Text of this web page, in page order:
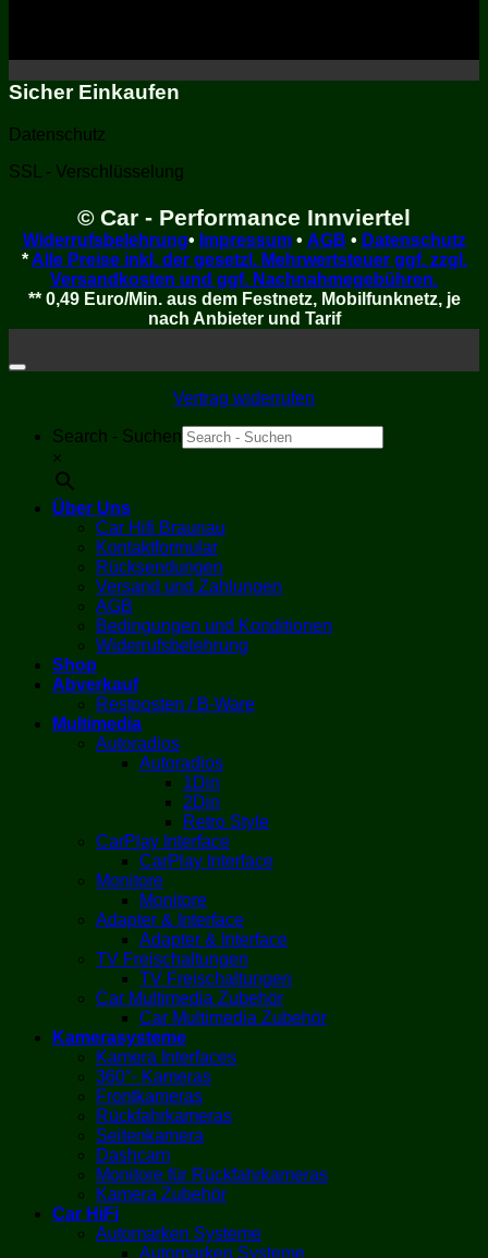
Sicher Einkaufen
Datenschutz
SSL - Verschlüsselung
© Car - Performance Innviertel
Widerrufsbelehrung• Impressum• AGB • Datenschutz
*Alle Preise inkl. der gesetzl. Mehrwertsteuer ggf. zzgl.
Versandkosten und ggf. Nachnahmegebühren.
** 0,49 Euro/Min. aus dem Festnetz, Mobilfunknetz, je
nach Anbieter und Tarif
Vertrag widerrufen
Search - Suchen
×
Über Uns
Car Hifi Braunau
Kontaktformular
Rücksendungen
Versand und Zahlungen
AGB
Bedingungen und Konditionen
Widerrufsbelehrung
Shop
Abverkauf
Restposten / B-Ware
Multimedia
Autoradios
Autoradios
1Din
2Din
Retro Style
CarPlay Interface
CarPlay Interface
Monitore
Monitore
Adapter & Interface
Adapter & Interface
TV Freischaltungen
TV Freischaltungen
Car Multimedia Zubehör
Car Multimedia Zubehör
Kamerasysteme
Kamera Interfaces
360°- Kameras
Frontkameras
Rückfahrkameras
Seitenkamera
Dashcam
Monitore für Rückfahrkameras
Kamera Zubehör
Car HiFi
Automarken Systeme
Automarken Systeme